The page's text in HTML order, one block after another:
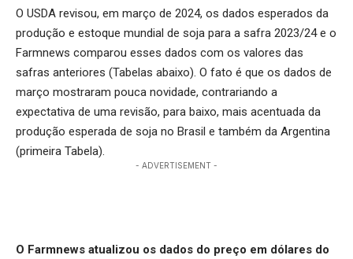
O USDA revisou, em março de 2024, os dados esperados da
produção e estoque mundial de soja para a safra 2023/24 e o
Farmnews comparou esses dados com os valores das
safras anteriores (Tabelas abaixo). O fato é que os dados de
março mostraram pouca novidade, contrariando a
expectativa de uma revisão, para baixo, mais acentuada da
produção esperada de soja no Brasil e também da Argentina
(primeira Tabela).
- ADVERTISEMENT -
O Farmnews atualizou os dados do preço em dólares do